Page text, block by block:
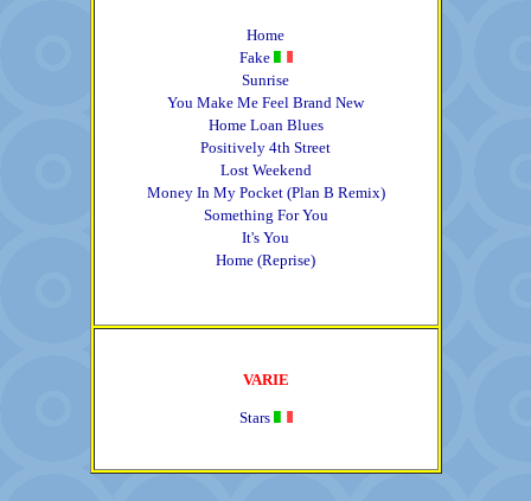
Home
Fake
Sunrise
You Make Me Feel Brand New
Home Loan Blues
Positively 4th Street
Lost Weekend
Money In My Pocket (Plan B Remix)
Something For You
It's You
Home (Reprise)
VARIE
Stars